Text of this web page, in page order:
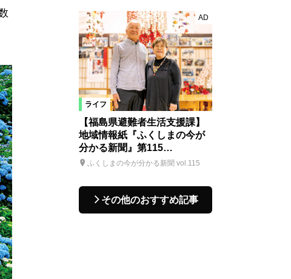
ライフ
AD
【福島県避難者生活支援課】
地域情報紙『ふくしまの今が
分かる新聞』第115…
ふくしまの今が分かる新聞 vol.115
その他のおすすめ記事